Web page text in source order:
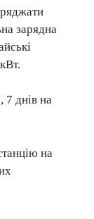
зарядна
7 днів на
на